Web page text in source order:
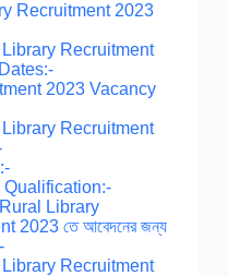
Recruitment 2023
Recruitment
2023 Vacancy
Recruitment
Qualification:-
Library
2023 তে আবেদনের জন্য
Recruitment